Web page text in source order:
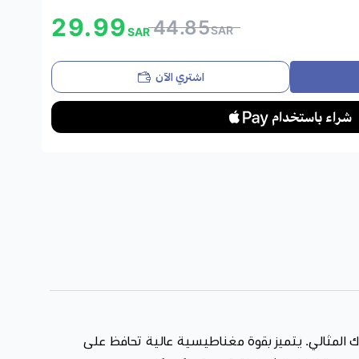
ذات الظهر المسطح.
على الراحة والأمان والأناقة في منتج واحد. لن تقلق بعد الآن
أن مسكة كيبل الشحن تضمن بقاء هاتفك مشحونًا وجاهزًا طوال
44.85SAR
29.99 SAR
اشتري الآن
المثالي. يتميز بقوة مغناطيسية عالية تحافظ على